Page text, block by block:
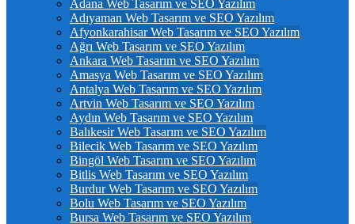
Adana Web Tasarım ve SEO Yazılım
Adıyaman Web Tasarım ve SEO Yazılım
Afyonkarahisar Web Tasarım ve SEO Yazılım
Ağrı Web Tasarım ve SEO Yazılım
Ankara Web Tasarım ve SEO Yazılım
Amasya Web Tasarım ve SEO Yazılım
Antalya Web Tasarım ve SEO Yazılım
Artvin Web Tasarım ve SEO Yazılım
Aydın Web Tasarım ve SEO Yazılım
Balıkesir Web Tasarım ve SEO Yazılım
Bilecik Web Tasarım ve SEO Yazılım
Bingöl Web Tasarım ve SEO Yazılım
Bitlis Web Tasarım ve SEO Yazılım
Burdur Web Tasarım ve SEO Yazılım
Bolu Web Tasarım ve SEO Yazılım
Bursa Web Tasarım ve SEO Yazılım